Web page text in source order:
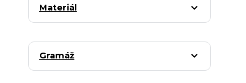
Materiál
Gramáž